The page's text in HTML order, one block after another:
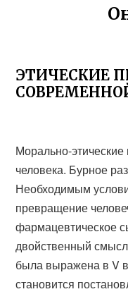
ЭТИЧЕСКИЕ
Морально-
человека. Бурное
Необходимым
превращение
фармацевтическое
двойственный
была выражена в V
становится